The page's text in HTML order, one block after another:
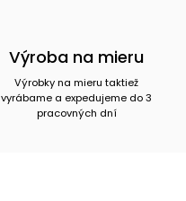
Výroba na mieru
Výrobky na mieru taktiež
vyrábame a expedujeme do 3
pracovných dní